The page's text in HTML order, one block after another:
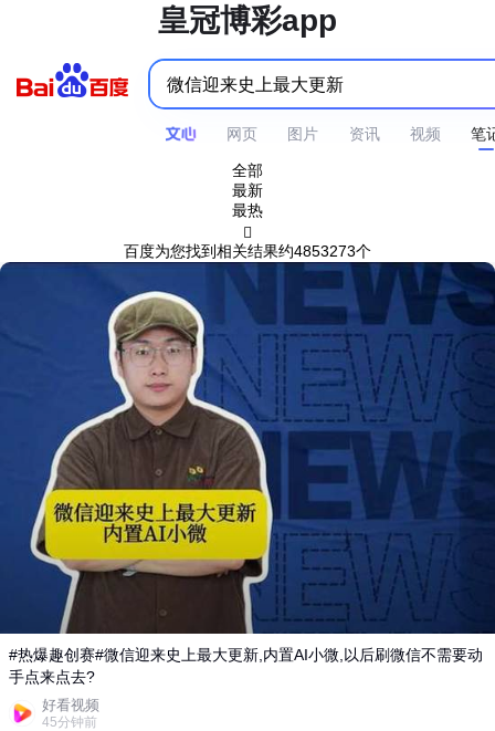
皇冠博彩app
网页 图片 资讯 视频 笔
全部
最新
最热

百度为您找到相关结果约4853273个
#热爆趣创赛#微信迎来史上最大更新,内置AI小微,以后刷微信不需要动
手点来点去?
好看视频
45分钟前